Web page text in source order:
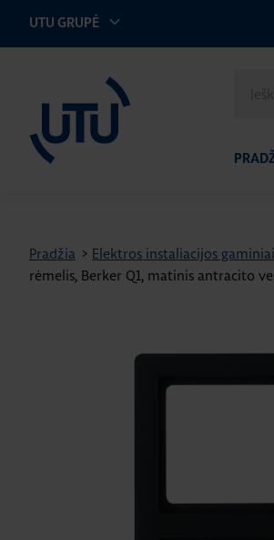
UTU GRUPĖ
Pradžia > Elektros instaliacijos gaminiai
rėmelis, Berker Q1, matinis antracito